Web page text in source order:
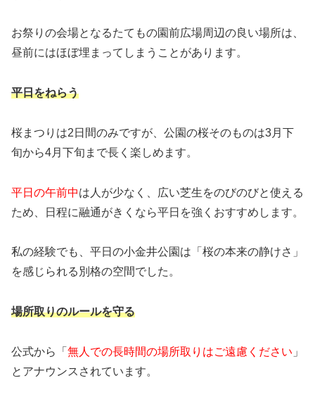
お祭りの会場となるたてもの園前広場周辺の良い場所は、
昼前にはほぼ埋まってしまうことがあります。
平日をねらう
桜まつりは2日間のみですが、公園の桜そのものは3月下
旬から4月下旬まで長く楽しめます。
平日の午前中は人が少なく、広い芝生をのびのびと使える
ため、日程に融通がきくなら平日を強くおすすめします。
私の経験でも、平日の小金井公園は「桜の本来の静けさ」
を感じられる別格の空間でした。
場所取りのルールを守る
公式から「 無人での長時間の場所取りはご遠慮ください 」
とアナウンスされています。